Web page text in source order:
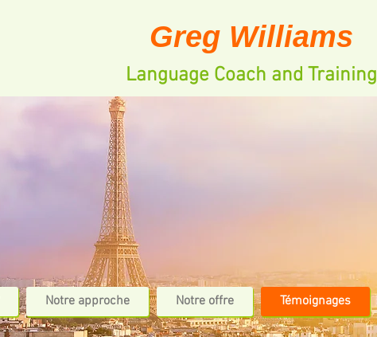
Greg Williams
Language Coach and Training
Notre approche Notre offre Témoignages